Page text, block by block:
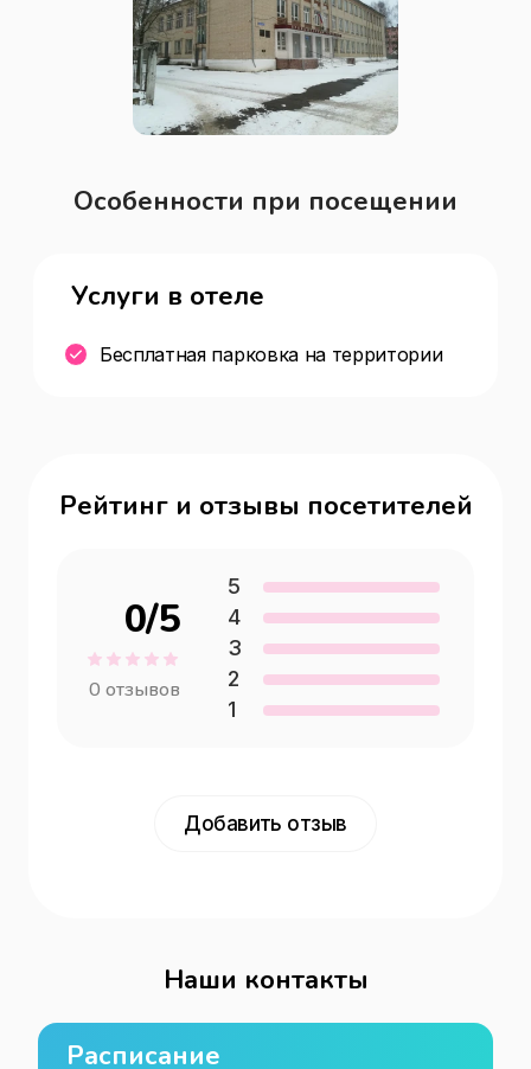
Особенности при посещении
Услуги в отеле
Бесплатная парковка на территории
Рейтинг и отзывы посетителей
0/5
0 отзывов
5
4
3
2
1
Добавить отзыв
Наши контакты
Расписание